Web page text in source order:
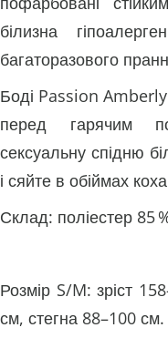
білизна
багаторазового
Боді Passion
перед гарячим
сексуальну спідню
і сяйте в обіймах
Склад: поліестер 85
Розмір S/M: зріст
см, стегна 88–100 см.